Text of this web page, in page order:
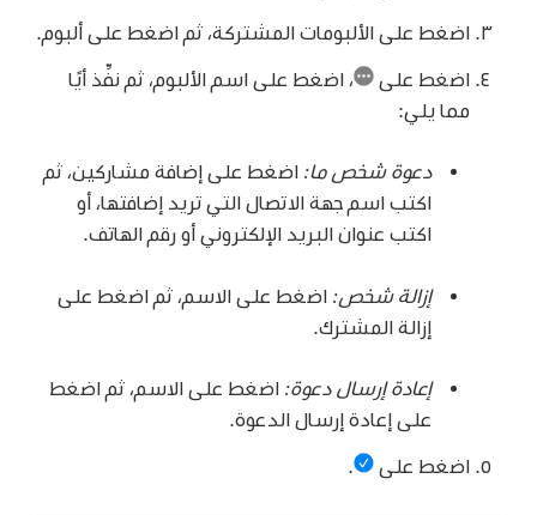
اضغط على الألبومات المشتركة، ثم اضغط على ألبوم.
اضغط على ،اضغط على اسم الألبوم، ثم نفِّذ أيًا
مما يلي:
دعوة شخص ما: اضغط على إضافة مشاركين، ثم
اكتب اسم جهة الاتصال التي تريد إضافتها، أو
اكتب عنوان البريد الإلكتروني أو رقم الهاتف.
إزالة شخص: اضغط على الاسم، ثم اضغط على
إزالة المشترك.
إعادة إرسال دعوة: اضغط على الاسم، ثم اضغط
على إعادة إرسال الدعوة.
اضغط على